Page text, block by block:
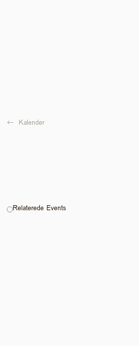
← Kalender
Relaterede Events